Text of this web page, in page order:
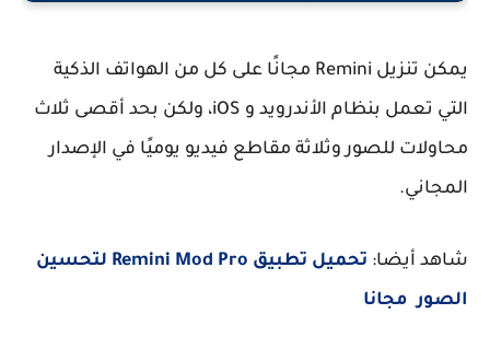
يمكن تنزيل Remini مجانًا على كل من الهواتف الذكية
التي تعمل بنظام الأندرويد و iOS، ولكن بحد أقصى ثلاث
محاولات للصور وثلاثة مقاطع فيديو يوميًا في الإصدار
المجاني.
شاهد أيضا:
تحميل تطبيق Remini Mod Pro لتحسين
الصور مجانا